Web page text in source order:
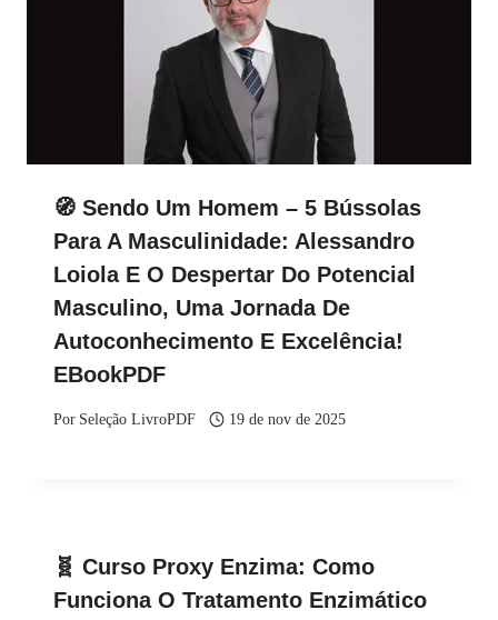
🧭 Sendo Um Homem – 5 Bússolas
Para A Masculinidade: Alessandro
Loiola E O Despertar Do Potencial
Masculino, Uma Jornada De
Autoconhecimento E Excelência!
EBookPDF
Por Seleção LivroPDF 19 de nov de 2025
🧬 Curso Proxy Enzima: Como
Funciona O Tratamento Enzimático